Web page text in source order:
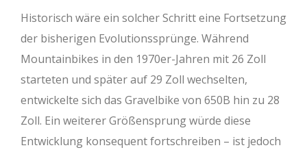
Historisch wäre ein solcher Schritt eine Fortsetzung
der bisherigen Evolutionssprünge. Während
Mountainbikes in den 1970er-Jahren mit 26 Zoll
starteten und später auf 29 Zoll wechselten,
entwickelte sich das Gravelbike von 650B hin zu 28
Zoll. Ein weiterer Größensprung würde diese
Entwicklung konsequent fortschreiben – ist jedoch